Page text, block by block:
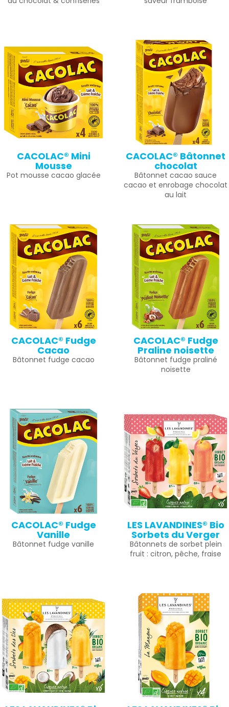
CACOLAC® Mini
Mousse
Pot mousse cacao glacée
CACOLAC® Bâtonnet
chocolat
Bâtonnet cacao sauce
cacao et enrobage chocolat
au lait
CACOLAC® Fudge
Cacao
Bâtonnet fudge cacao
CACOLAC® Fudge
Praline noisette
Bâtonnet fudge praliné
noisette
CACOLAC® Fudge
Vanille
Bâtonnet fudge vanille
LES LAVANDINES® Bio
Sorbets du Verger
Bâtonnets de sorbet plein
fruit : citron, pêche, fraise